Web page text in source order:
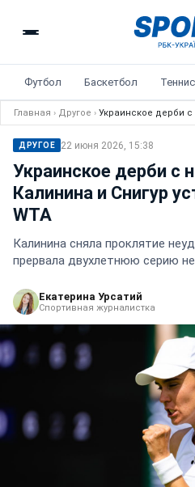
Футбол Баскетбол Теннис
Главная › Другое › Украинское дерби с
ДРУГОЕ 22 июня 2026, 15:38
Украинское дерби с
Калинина и Снигур
WTA
Калинина сняла проклятие
прервала двухлетнюю серию
Екатерина Урсатий
Спортивная журналистка